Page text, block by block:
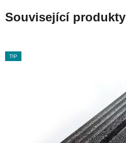
Související produkty
TIP